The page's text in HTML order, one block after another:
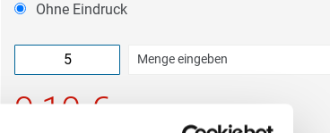
Ohne Eindruck
Menge eingeben
9,10 €